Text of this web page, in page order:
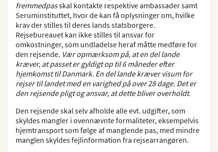
fremmedpasskal kontakte respektive ambassader samt
Seruminstituttet, hvor de kan få oplysninger om, hvilke
krav der stilles til deres lands statsborgere.
Rejsebureauet kan ikke stilles til ansvar for
omkostninger, som undladelse heraf måtte medføre for
den rejsende. Vær opmærksom på, at en del lande
kræver, at passet er gyldigt op til 6 måneder efter
hjemkomst til Danmark. En del lande kræver visum for
rejser til landet med en varighed på over 28 dage. Det er
den rejsende pligt og ansvar, at dette bliver overholdt.
Den rejsende skal selv afholde alle evt. udgifter, som
skyldes mangler i ovennævnte formaliteter, eksempelvis
hjemtransport som følge af manglende pas, med mindre
manglen skyldes fejlinformation fra rejsearrangøren.